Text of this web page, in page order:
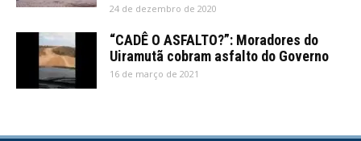
24 de dezembro de 2020
“CADÊ O ASFALTO?”: Moradores do
Uiramutã cobram asfalto do Governo
16 de março de 2021